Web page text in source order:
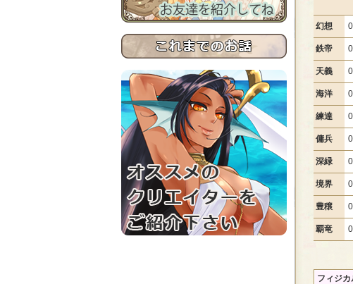
幻想
0
鉄帝 0
天義 0
海洋 0
練達 0
傭兵 0
深緑 0
境界 0
豊穣 0
覇竜 0
フィジカ